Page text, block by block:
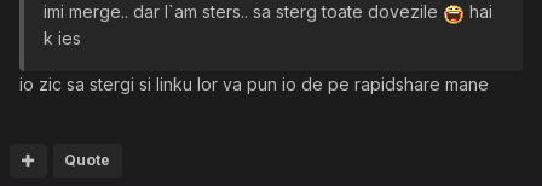
imi merge.. dar l`am sters.. sa sterg toate dovezile
hai
k ies
io zic sa stergi si linku lor va pun io de pe rapidshare mane
Quote